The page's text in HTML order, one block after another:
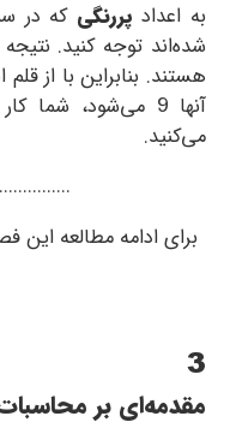
به اعداد پررنگی که در
شده‌اند توجه کنید.
هستند. بنابراین با از قلم
آنها9 می‌شود، شما
می‌کنید.
برای ادامه مطالعه این
3
مقدمه‌ای بر